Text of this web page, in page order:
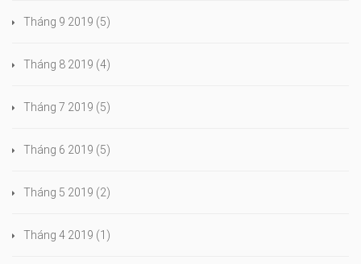
Tháng 9 2019 (5)
Tháng 8 2019 (4)
Tháng 7 2019 (5)
Tháng 6 2019 (5)
Tháng 5 2019 (2)
Tháng 4 2019 (1)